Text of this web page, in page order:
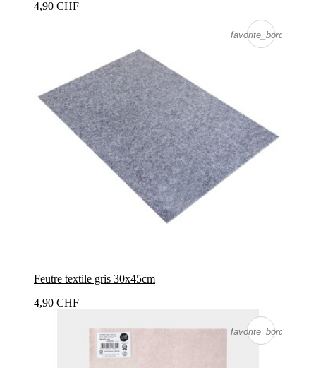
4,90 CHF
favorite_border
Feutre textile gris 30x45cm
4,90 CHF
favorite_border